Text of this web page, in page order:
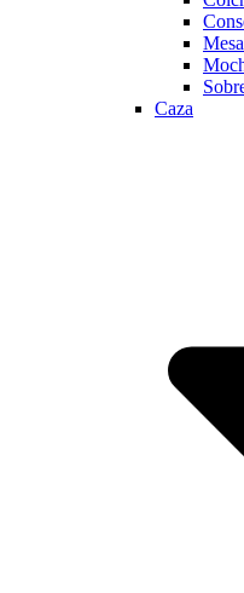
Caza